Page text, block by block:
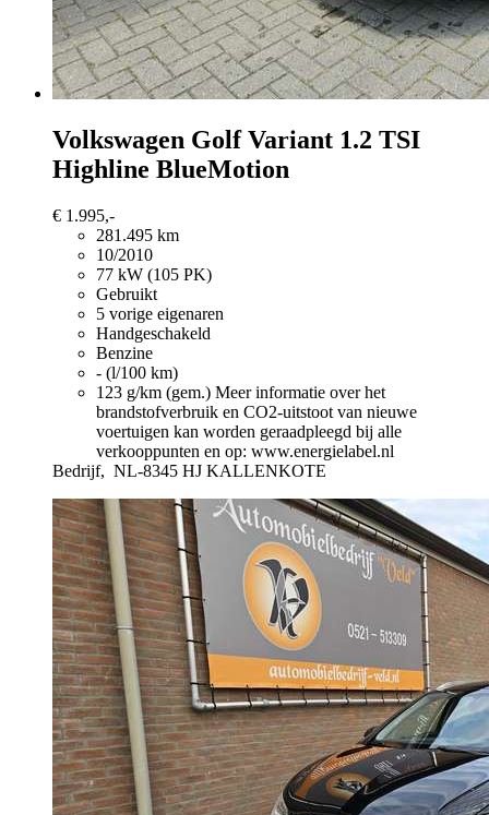
Volkswagen Golf Variant 1.2 TSI
Highline BlueMotion
€ 1.995,-
281.495 km
10/2010
77 kW (105 PK)
Gebruikt
5 vorige eigenaren
Handgeschakeld
Benzine
- (l/100 km)
123 g/km (gem.) Meer informatie over het
brandstofverbruik en CO2-uitstoot van nieuwe
voertuigen kan worden geraadpleegd bij alle
verkooppunten en op: www.energielabel.nl
Bedrijf, NL-8345 HJ KALLENKOTE